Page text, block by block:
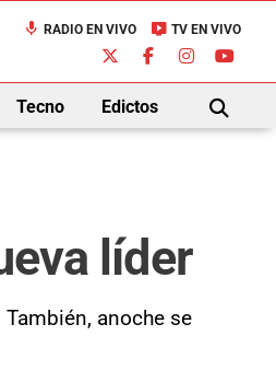
mic RADIO EN VIVO live_tv TV EN VIVO
Tecno Edictos
BUSCAR
líder
anoche se